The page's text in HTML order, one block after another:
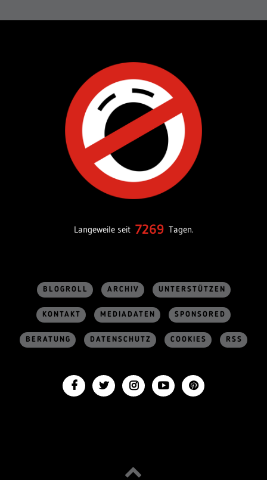
Langeweile seit 7269 Tagen.
BLOGROLL ARCHIV UNTERSTÜTZEN
KONTAKT MEDIADATEN SPONSORED
BERATUNG DATENSCHUTZ COOKIES RSS